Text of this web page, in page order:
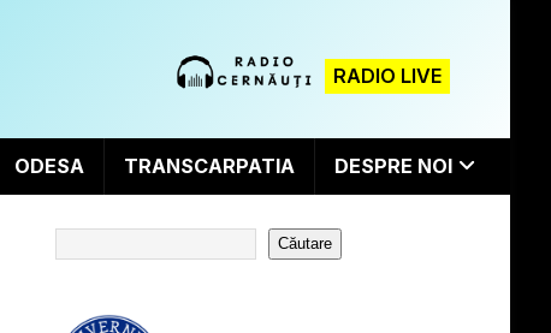
RADIO LIVE
ODESA TRANSCARPATIA DESPRE NOI
Căutare